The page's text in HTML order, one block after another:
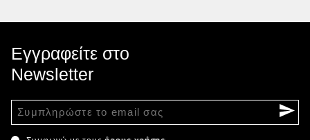
Εγγραφείτε στο
Newsletter